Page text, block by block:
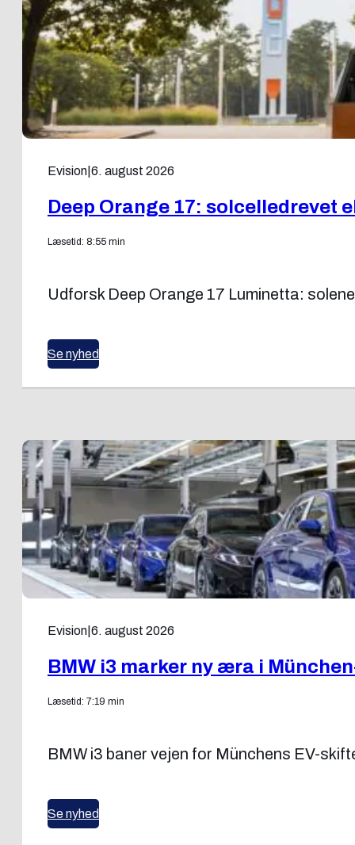
Evision 6. august 2026
Deep Orange 17: solcelledrevet
Læsetid: 8:55 min
Udforsk Deep Orange 17 Luminetta:
Se nyhed
Evision 6. august 2026
BMW i3 marker ny æra i
Læsetid: 7:19 min
BMW i3 baner vejen for Münchens EV-
Se nyhed